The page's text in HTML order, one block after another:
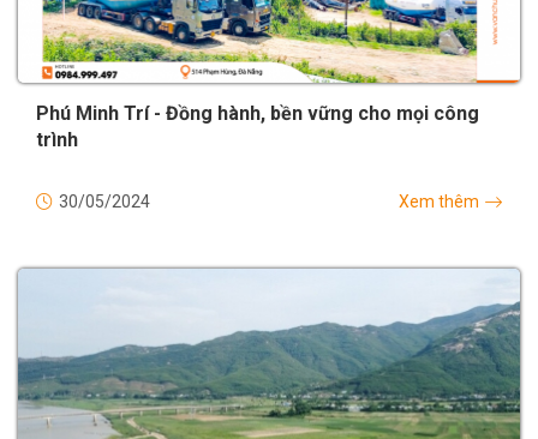
Phú Minh Trí - Đồng hành, bền vững cho mọi công
trình
30/05/2024 Xem thêm